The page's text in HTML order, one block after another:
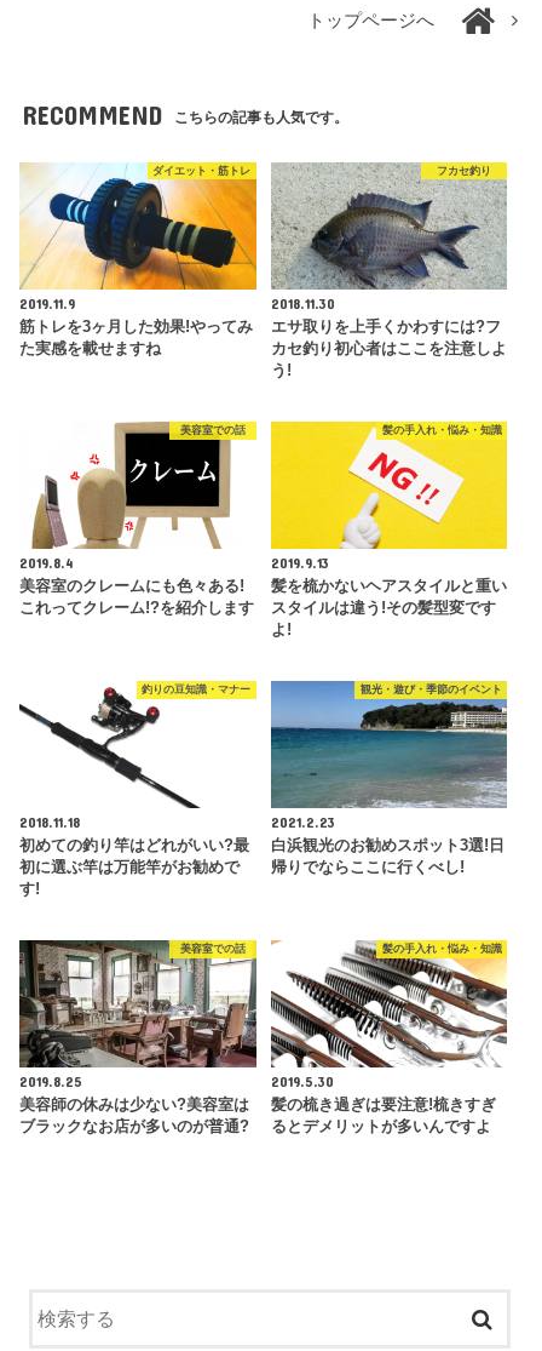
トップページへ
RECOMMEND こちらの記事も人気です。
ダイエット・筋トレ
2019.11.9
筋トレを3ヶ月した効果!やってみ
た実感を載せますね
フカセ釣り
2018.11.30
エサ取りを上手くかわすには?フ
カセ釣り初心者はここを注意しよ
う!
美容室での話
2019.8.4
美容室のクレームにも色々ある!
これってクレーム!?を紹介します
髪の手入れ・悩み・知識
2019.9.13
髪を梳かないヘアスタイルと重い
スタイルは違う!その髪型変です
よ!
釣りの豆知識・マナー
2018.11.18
初めての釣り竿はどれがいい?最
初に選ぶ竿は万能竿がお勧めで
す!
観光・遊び・季節のイベント
2021.2.23
白浜観光のお勧めスポット3選!日
帰りでならここに行くべし!
美容室での話
2019.8.25
美容師の休みは少ない?美容室は
ブラックなお店が多いのが普通?
髪の手入れ・悩み・知識
2019.5.30
髪の梳き過ぎは要注意!梳きすぎ
るとデメリットが多いんですよ